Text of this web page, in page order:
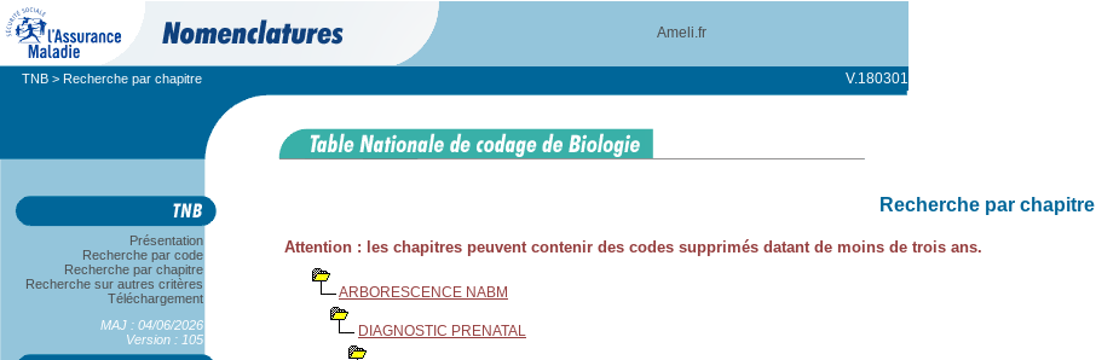
Ameli.fr
TNB > Recherche par chapitre V.180301
Présentation
Recherche par code
Recherche par chapitre
Recherche sur autres critères
Téléchargement
MAJ : 04/06/2026
Version : 105
Recherche par chapitre
Attention : les chapitres peuvent contenir des codes supprimés datant de moins de trois ans.
ARBORESCENCE NABM
DIAGNOSTIC PRENATAL